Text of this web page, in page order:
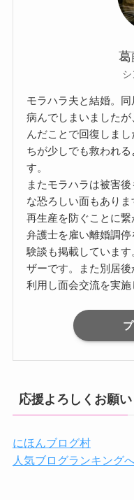
葛
モラハラ夫と結婚。
病んでしまいました
んだことで回復しま
ちが少しでも救われ
す。
またモラハラは被害
な恐ろしい面もあり
再生産を防ぐことに繋
弁護士を雇い離婚調
験談も掲載していま
ザーです。また別居
利用し面会交流を実施
応援よろしくお願い
にほんブログ村
人気ブログランキング